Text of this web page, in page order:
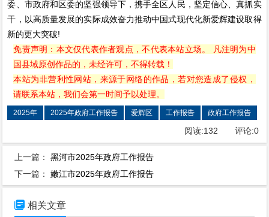
委、市政府和区委的坚强领导下，携手全区人民，坚定信心、真抓实
干，以高质量发展的实际成效奋力推动中国式现代化新爱辉建设取得
新的更大突破!
免责声明：本文仅代表作者观点，不代表本站立场。 凡注明为中
国县域原创作品的，未经许可，不得转载！
本站为非营利性网站，来源于网络的作品，若对您造成了侵权，
请联系本站，我们会第一时间予以处理。
2025年 2025年政府工作报告 爱辉区 工作报告 政府工作报告
阅读:132 评论:0
上一篇：黑河市2025年政府工作报告
下一篇：嫩江市2025年政府工作报告
 相关文章